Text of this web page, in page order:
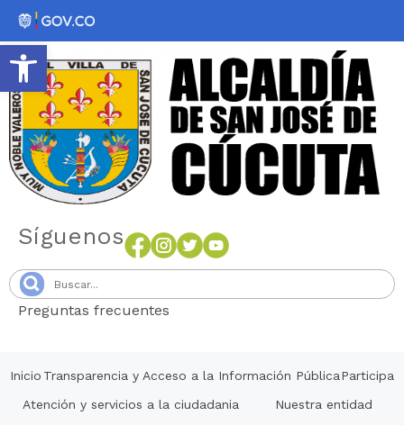
Abrir barra de herramientas
Síguenos
Preguntas frecuentes
Inicio Transparencia y Acceso a la Información PúblicaParticipa
Atención y servicios a la ciudadania
Nuestra entidad